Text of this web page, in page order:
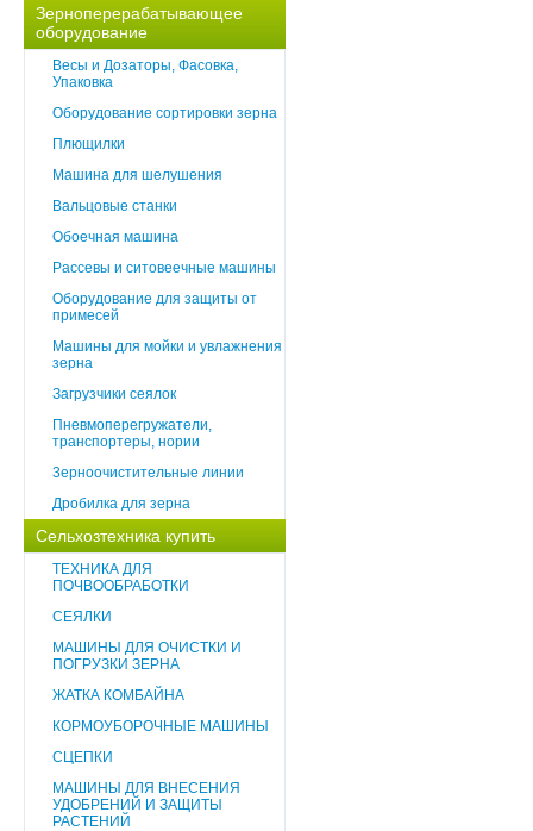
Зерноперерабатывающее
оборудование
Весы и Дозаторы, Фасовка,
Упаковка
Оборудование сортировки зерна
Плющилки
Машина для шелушения
Вальцовые станки
Обоечная машина
Рассевы и ситовеечные машины
Оборудование для защиты от
примесей
Машины для мойки и увлажнения
зерна
Загрузчики сеялок
Пневмоперегружатели,
транспортеры, нории
3ерноочистительные линии
Дробилка для зерна
Сельхозтехника купить
ТЕХНИКА ДЛЯ
ПОЧВООБРАБОТКИ
СЕЯЛКИ
МАШИНЫ ДЛЯ ОЧИСТКИ И
ПОГРУЗКИ ЗЕРНА
ЖАТКА КОМБАЙНА
КОРМОУБОРОЧНЫЕ МАШИНЫ
СЦЕПКИ
МАШИНЫ ДЛЯ ВНЕСЕНИЯ
УДОБРЕНИЙ И ЗАЩИТЫ
РАСТЕНИЙ